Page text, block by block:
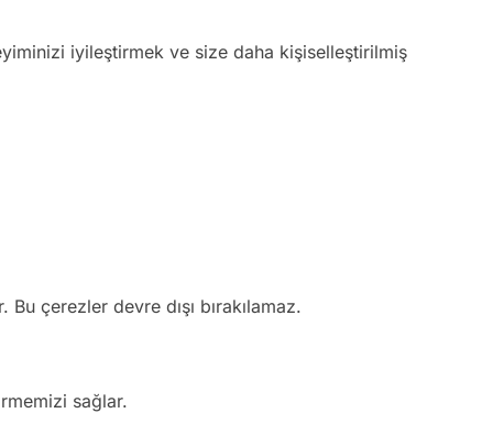
iyileştirmek ve size daha kişiselleştirilmiş
çerezler devre dışı bırakılamaz.
sağlar.